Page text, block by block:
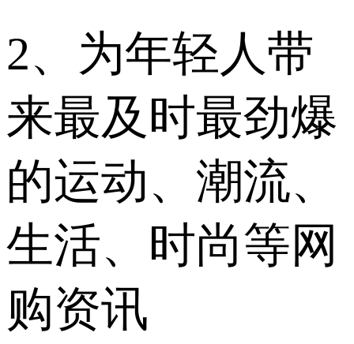
2、为年轻人带
来最及时最劲爆
的运动、潮流、
生活、时尚等网
购资讯